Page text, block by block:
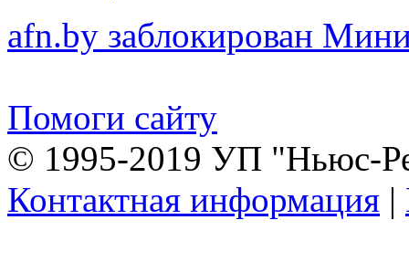
afn.by заблокирован
Помоги сайту
© 1995-2019 УП "Ньюс-
Контактная информация |